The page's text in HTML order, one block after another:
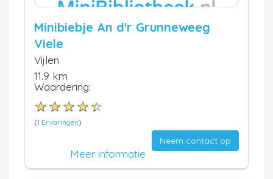
Minibiebje An d'r Grunneweeg
Viele
Vijlen
11.9 km
Waardering:
(1 Ervaringen)
Neem contact op
Meer informatie